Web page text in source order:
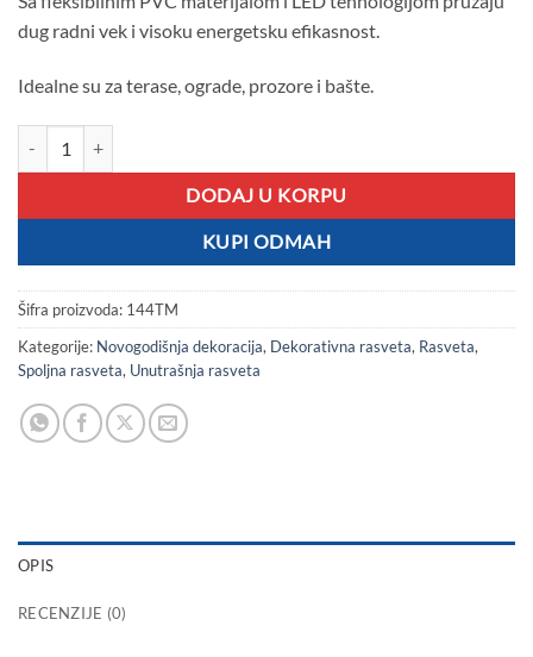
dug radni vek i visoku energetsku efikasnost.
Idealne su za terase, ograde, prozore i bašte.
DODAJ U KORPU
KUPI ODMAH
Šifra proizvoda: 144TM
Kategorije: Novogodišnja dekoracija, Dekorativna rasveta, Rasveta,
Spoljna rasveta, Unutrašnja rasveta
OPIS
RECENZIJE (0)